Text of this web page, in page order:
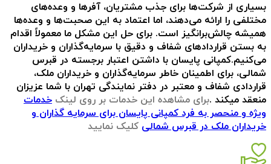
بسیاری از شرکت‌ها برای جذب مشتریان، آفرها و وعده‌های
مختلفی را ارائه می‌دهند، اما اعتماد به این صحبت‌ها و وعده‌ها
همیشه چالش‌برانگیز است. برای حل این مشکل ما معمولاً اقدام
به بستن قراردادهای شفاف و دقیق با سرمایه‌گذاران و خریداران
می‌کنیم.کمپانی پایسان با داشتن اعتبار برجسته در قبرس
شمالی، برای اطمینان خاطر سرمایه‌گذاران و خریداران ملک،
قراردادی شفاف و معتبر در دفتر نمایندگی تهران با شما عزیزان
منعقد میکند .برای مشاهده این خدمات بر روی لینک خدمات
ویژه و منحصر به فرد کمپانی پایسان برای سرمایه گذاران و
خریداران ملک در قبرس شمالی کلیک نمایید